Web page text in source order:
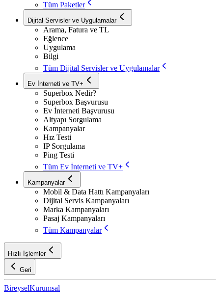
Tüm Paketler
Dijital Servisler ve Uygulamalar
Arama, Fatura ve TL
Eğlence
Uygulama
Bilgi
Tüm Dijital Servisler ve Uygulamalar
Ev İnterneti ve TV+
Superbox Nedir?
Superbox Başvurusu
Ev İnterneti Başvurusu
Altyapı Sorgulama
Kampanyalar
Hız Testi
IP Sorgulama
Ping Testi
Tüm Ev İnterneti ve TV+
Kampanyalar
Mobil & Data Hattı Kampanyaları
Dijital Servis Kampanyaları
Marka Kampanyaları
Pasaj Kampanyaları
Tüm Kampanyalar
Hızlı İşlemler
Geri
BireyselKurumsal